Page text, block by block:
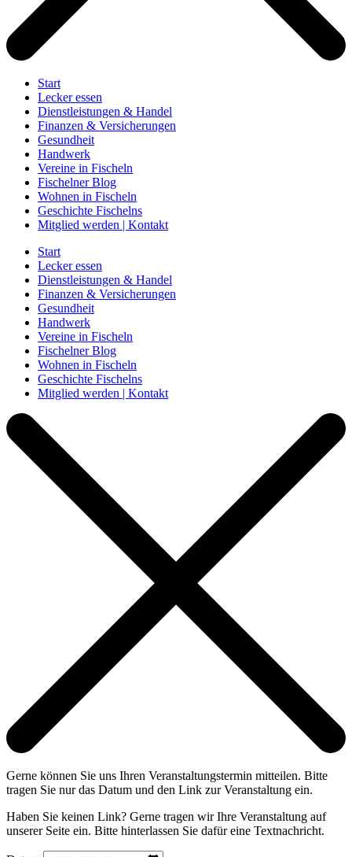
Start
Lecker essen
Dienstleistungen & Handel
Finanzen & Versicherungen
Gesundheit
Handwerk
Vereine in Fischeln
Fischelner Blog
Wohnen in Fischeln
Geschichte Fischelns
Mitglied werden | Kontakt
Start
Lecker essen
Dienstleistungen & Handel
Finanzen & Versicherungen
Gesundheit
Handwerk
Vereine in Fischeln
Fischelner Blog
Wohnen in Fischeln
Geschichte Fischelns
Mitglied werden | Kontakt
Gerne können Sie uns Ihren Veranstaltungstermin mitteilen. Bitte
tragen Sie nur das Datum und den Link zur Veranstaltung ein.
Haben Sie keinen Link? Gerne tragen wir Ihre Veranstaltung auf
unserer Seite ein. Bitte hinterlassen Sie dafür eine Textnachricht.